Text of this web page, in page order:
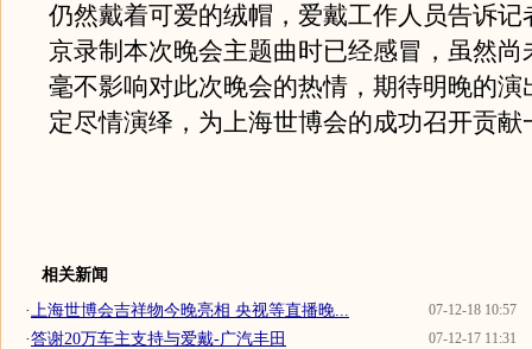
仍然戴着可爱的绒帽，爱戴工作人员告诉记
京录制本次晚会主题曲时已经感冒，虽然尚
毫不影响对此次晚会的热情，期待明晚的演
定尽情演绎，为上海世博会的成功召开贡献
相关新闻
07-12-18 10:57
· 上海世博会吉祥物今晚亮相 央视等直播晚...
07-12-17 11:31
·答谢20万车主支持与爱戴-广汽丰田